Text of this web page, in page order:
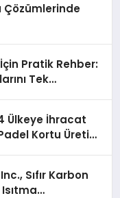
Çözümlerinde
Pratik Rehber:
Tek
Ülkeye İhracat
Kortu Üretim
Sıfır Karbon